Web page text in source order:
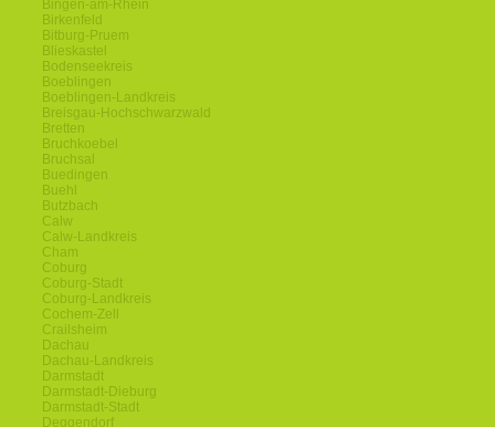
Bingen-am-Rhein
Birkenfeld
Bitburg-Pruem
Blieskastel
Bodenseekreis
Boeblingen
Boeblingen-Landkreis
Breisgau-Hochschwarzwald
Bretten
Bruchkoebel
Bruchsal
Buedingen
Buehl
Butzbach
Calw
Calw-Landkreis
Cham
Coburg
Coburg-Stadt
Coburg-Landkreis
Cochem-Zell
Crailsheim
Dachau
Dachau-Landkreis
Darmstadt
Darmstadt-Dieburg
Darmstadt-Stadt
Deggendorf